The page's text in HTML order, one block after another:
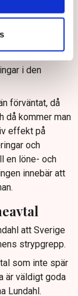
så att vi
då vi inte
sade han.
i den
förväntat, då
då kommer man
effekt på
och
en löne- och
innebär att
att Sverige
strypgrepp.
som inte spär
är väldigt goda
Lundahl.